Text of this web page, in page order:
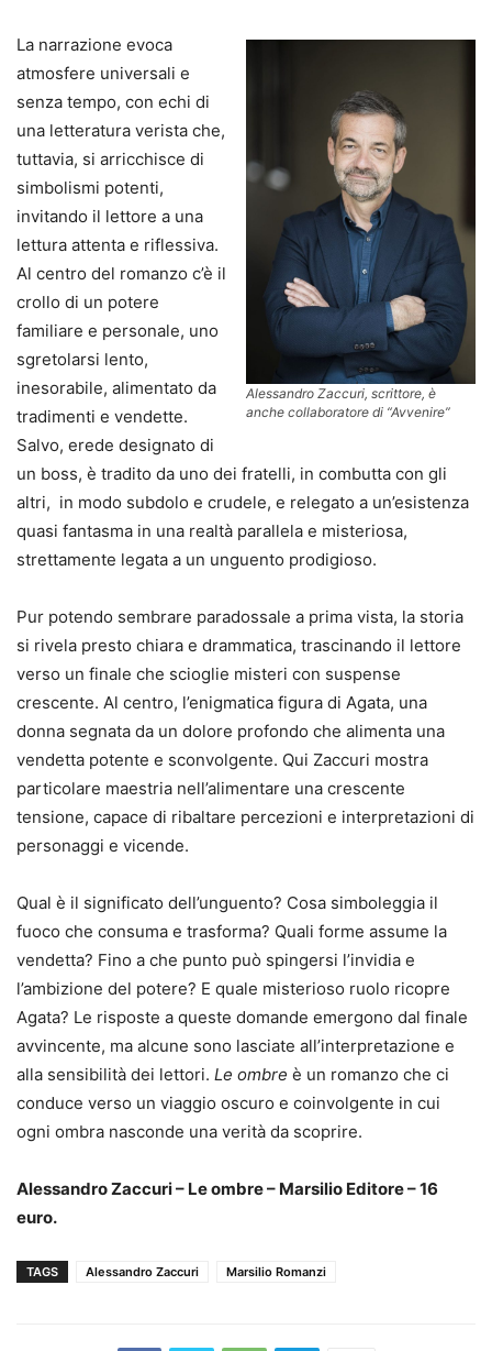
Alessandro Zaccuri, scrittore, è
anche collaboratore di “Avvenire”
La narrazione evoca
atmosfere universali e
senza tempo, con echi di
una letteratura verista che,
tuttavia, si arricchisce di
simbolismi potenti,
invitando il lettore a una
lettura attenta e riflessiva.
Al centro del romanzo c’è il
crollo di un potere
familiare e personale, uno
sgretolarsi lento,
inesorabile, alimentato da
tradimenti e vendette.
Salvo, erede designato di
un boss, è tradito da uno dei fratelli, in combutta con gli
altri, in modo subdolo e crudele, e relegato a un’esistenza
quasi fantasma in una realtà parallela e misteriosa,
strettamente legata a un unguento prodigioso.
Pur potendo sembrare paradossale a prima vista, la storia
si rivela presto chiara e drammatica, trascinando il lettore
verso un finale che scioglie misteri con suspense
crescente. Al centro, l’enigmatica figura di Agata, una
donna segnata da un dolore profondo che alimenta una
vendetta potente e sconvolgente. Qui Zaccuri mostra
particolare maestria nell’alimentare una crescente
tensione, capace di ribaltare percezioni e interpretazioni di
personaggi e vicende.
Qual è il significato dell’unguento? Cosa simboleggia il
fuoco che consuma e trasforma? Quali forme assume la
vendetta? Fino a che punto può spingersi l’invidia e
l’ambizione del potere? E quale misterioso ruolo ricopre
Agata? Le risposte a queste domande emergono dal finale
avvincente, ma alcune sono lasciate all’interpretazione e
alla sensibilità dei lettori. Le ombre è un romanzo che ci
conduce verso un viaggio oscuro e coinvolgente in cui
ogni ombra nasconde una verità da scoprire.
Alessandro Zaccuri – Le ombre – Marsilio Editore – 16
euro.
TAGS Alessandro Zaccuri Marsilio Romanzi